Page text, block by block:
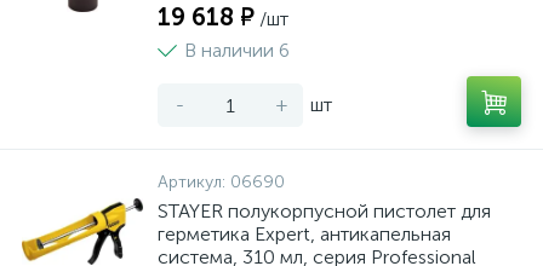
19 618 ₽ /шт
В наличии 6
- + шт
Артикул: 06690
STAYER полукорпусной пистолет для
герметика Expert, антикапельная
система, 310 мл, серия Professional